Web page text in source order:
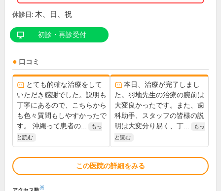
休診日: 木、日、祝
初診・再診受付
口コミ
とても的確な治療をして
いただき感謝でした。説明も
丁寧にあるので、こちらから
も色々質問もしやすかったで
す。 沖縄って患者の...
もっ
と読む
本日、治療が完了しまし
た。羽地先生の治療の腕前は
大変良かったです。また、歯
科助手、スタッフの皆様の説
明は大変分り易く、丁...
もっ
と読む
この医院の詳細をみる
※